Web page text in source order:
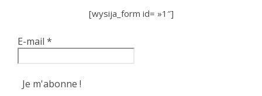
[wysija_form id= »1″]
E-mail *